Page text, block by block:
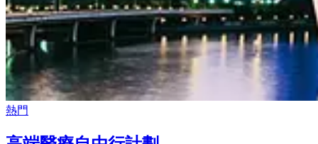
熱門